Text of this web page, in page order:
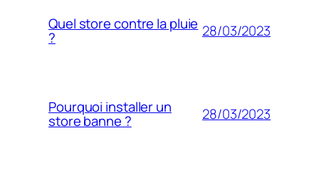
Quel store contre la pluie
? 28/03/2023
Pourquoi installer un
store banne ? 28/03/2023